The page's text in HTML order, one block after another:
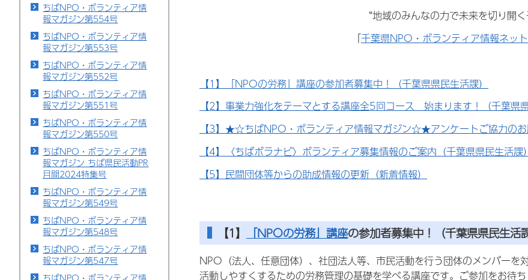
ちばNPO・ボランティア情
報マガジン第554号
ちばNPO・ボランティア情
報マガジン第553号
ちばNPO・ボランティア情
報マガジン第552号
ちばNPO・ボランティア情
報マガジン第551号
ちばNPO・ボランティア情
報マガジン第550号
ちばNPO・ボランティア情
報マガジン ちば県民活動PR
月間2024特集号
ちばNPO・ボランティア情
報マガジン第549号
ちばNPO・ボランティア情
報マガジン第548号
ちばNPO・ボランティア情
報マガジン第547号
“地域のみんなの力で未来を切り開
「千葉県NPO・ボランティア情報ネット
【1】「NPOの労務」講座の参加者募集中！（千葉県県民生活課）
【2】事業力強化をテーマとする講座全5回コース 始まります！（千葉県県
【3】★☆ちばNPO・ボランティア情報マガジン☆★アンケートご協力のお
【4】〈ちばボラナビ〉ボランティア募集情報のご案内（千葉県県民生活課）
【5】民間団体等からの助成情報の更新（新着情報）
【1】 「NPOの労務」講座の参加者募集中！（千葉県県民生活課
NPO（法人、任意団体）、社団法人等、市民活動を行う団体のメンバーを
活動しやすくするための労務管理の基礎を学べる講座です。ご参加をお待